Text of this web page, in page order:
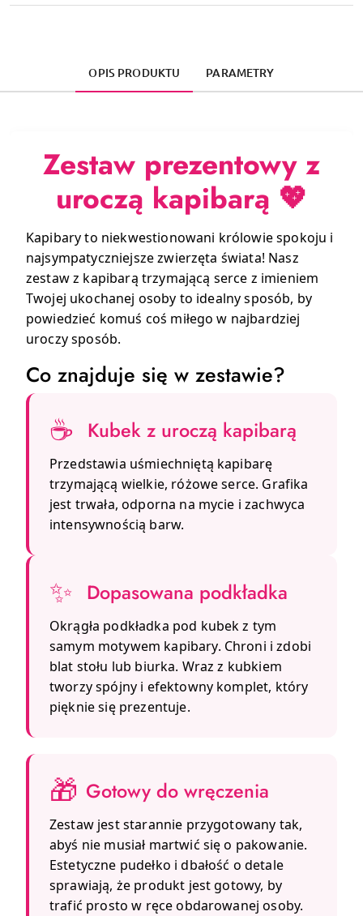
OPIS PRODUKTU PARAMETRY
Zestaw prezentowy z
uroczą kapibarą 💖
Kapibary to niekwestionowani królowie spokoju i
najsympatyczniejsze zwierzęta świata! Nasz
zestaw z kapibarą trzymającą serce z imieniem
Twojej ukochanej osoby to idealny sposób, by
powiedzieć komuś coś miłego w najbardziej
uroczy sposób.
Co znajduje się w zestawie?
☕ Kubek z uroczą kapibarą
Przedstawia uśmiechniętą kapibarę
trzymającą wielkie, różowe serce. Grafika
jest trwała, odporna na mycie i zachwyca
intensywnością barw.
✨ Dopasowana podkładka
Okrągła podkładka pod kubek z tym
samym motywem kapibary. Chroni i zdobi
blat stołu lub biurka. Wraz z kubkiem
tworzy spójny i efektowny komplet, który
pięknie się prezentuje.
🎁 Gotowy do wręczenia
Zestaw jest starannie przygotowany tak,
abyś nie musiał martwić się o pakowanie.
Estetyczne pudełko i dbałość o detale
sprawiają, że produkt jest gotowy, by
trafić prosto w ręce obdarowanej osoby.